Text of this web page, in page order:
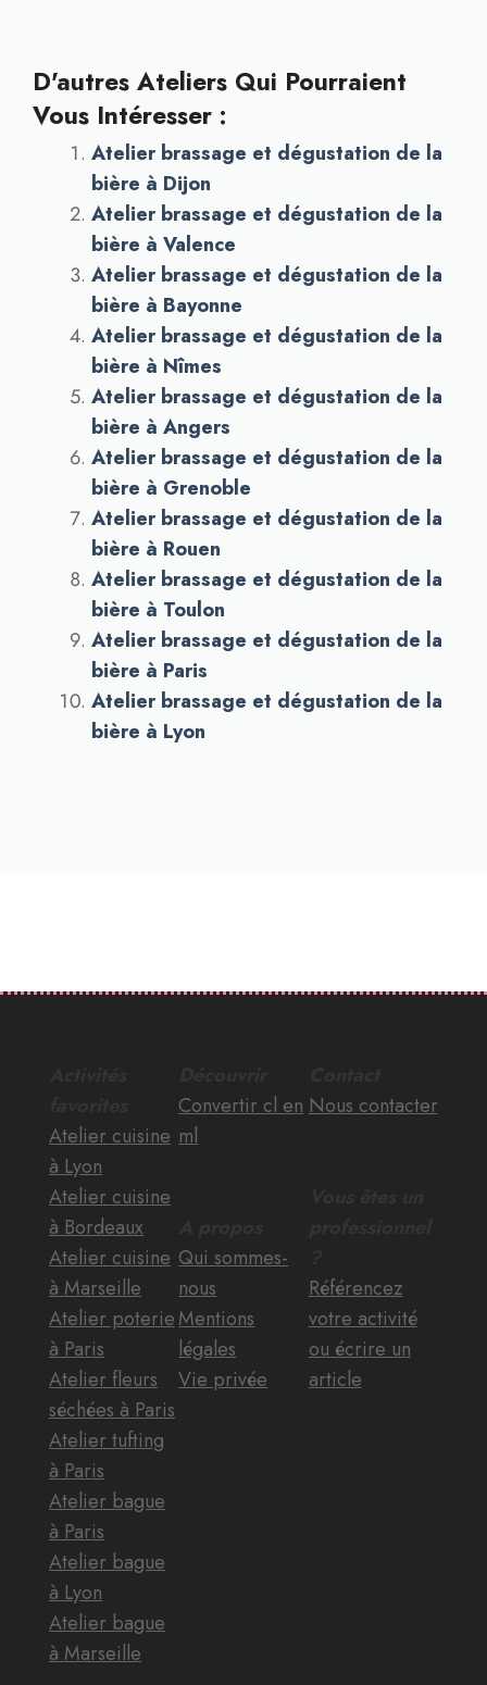
D'autres Ateliers Qui Pourraient
Vous Intéresser :
Atelier brassage et dégustation de la
bière à Dijon
Atelier brassage et dégustation de la
bière à Valence
Atelier brassage et dégustation de la
bière à Bayonne
Atelier brassage et dégustation de la
bière à Nîmes
Atelier brassage et dégustation de la
bière à Angers
Atelier brassage et dégustation de la
bière à Grenoble
Atelier brassage et dégustation de la
bière à Rouen
Atelier brassage et dégustation de la
bière à Toulon
Atelier brassage et dégustation de la
bière à Paris
Atelier brassage et dégustation de la
bière à Lyon
Atelier cuisine
à Lyon
Atelier cuisine
à Bordeaux
Atelier cuisine
à Marseille
Atelier poterie
à Paris
Atelier fleurs
séchées à Paris
Atelier tufting
à Paris
Atelier bague
à Paris
Atelier bague
à Lyon
Atelier bague
à Marseille
Convertir cl en
ml
Qui sommes-
nous
Mentions
légales
Vie privée
Nous contacter
Référencez
votre activité
ou écrire un
article